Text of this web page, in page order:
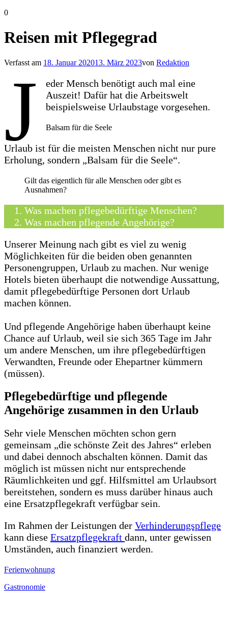
0
Reisen mit Pflegegrad
Verfasst am 18. Januar 202013. März 2023von Redaktion
J
eder Mensch benötigt auch mal eine
Auszeit! Dafür hat die Arbeitswelt
beispielsweise Urlaubstage vorgesehen.
Balsam für die Seele
Urlaub ist für die meisten Menschen nicht nur pure
Erholung, sondern „Balsam für die Seele“.
Gilt das eigentlich für alle Menschen oder gibt es
Ausnahmen?
Was machen pflegebedürftige Menschen?
Was machen pflegende Angehörige?
Unserer Meinung nach gibt es viel zu wenig
Möglichkeiten für die beiden oben genannten
Personengruppen, Urlaub zu machen. Nur wenige
Hotels bieten überhaupt die notwendige Aussattung,
damit pflegebedürftige Personen dort Urlaub
machen können.
Und pflegende Angehörige haben überhaupt keine
Chance auf Urlaub, weil sie sich 365 Tage im Jahr
um andere Menschen, um ihre pflegebedürftigen
Verwandten, Freunde oder Ehepartner kümmern
(müssen).
Pflegebedürftige und pflegende
Angehörige zusammen in den Urlaub
Sehr viele Menschen möchten schon gern
gemeinsam „die schönste Zeit des Jahres“ erleben
und dabei dennoch abschalten können. Damit das
möglich ist müssen nicht nur entsprechende
Räumlichkeiten und ggf. Hilfsmittel am Urlaubsort
bereitstehen, sondern es muss darüber hinaus auch
eine Ersatzpflegekraft verfügbar sein.
Im Rahmen der Leistungen der Verhinderungspflege
kann diese Ersatzpflegekraft dann, unter gewissen
Umständen, auch finanziert werden.
Ferienwohnung
Gastronomie